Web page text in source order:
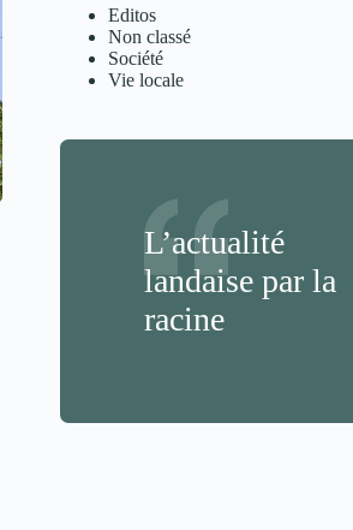
Editos
Non classé
Société
Vie locale
L’actualité
landaise par la
racine